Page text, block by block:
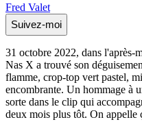
Fred Valet
Suivez-moi
31 octobre 2022, dans l'après-
Nas X a trouvé son
flamme, crop-top vert pastel,
encombrante. Un hommage à
sorte dans le clip qui
deux mois plus tôt. On appelle